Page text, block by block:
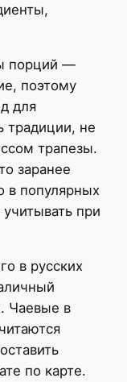
порций —
поэтому
для
традиции, не
трапезы.
заранее
в популярных
при
в русских
Чаевые в
по карте.